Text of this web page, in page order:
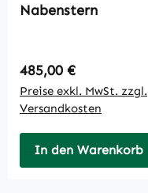
Nabenstern
Regulärer Preis:
485,00 €
Preise exkl. MwSt. zzgl.
Versandkosten
In den Warenkorb